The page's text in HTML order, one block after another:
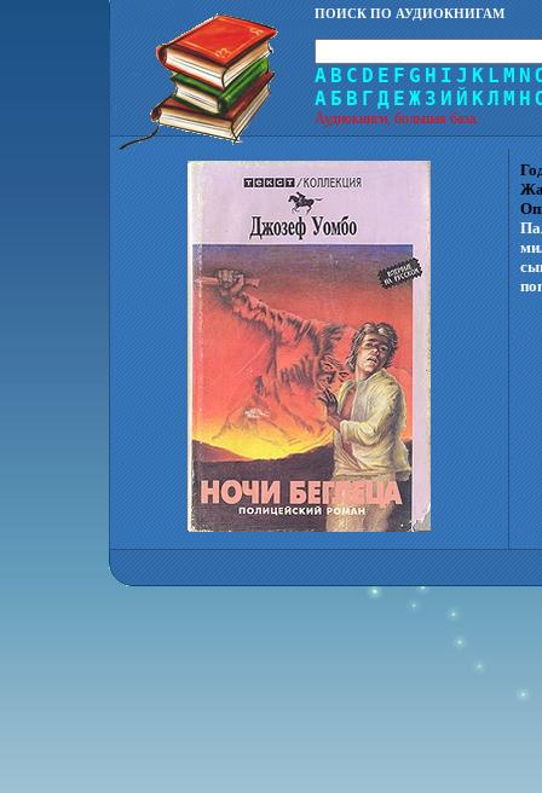
ПОИСК ПО АУДИОКНИГАМ
A B C D E F G H I J K L M N
А Б В Г Д Е Ж З И Й КЛ М Н
Аудиокниги, большая база.